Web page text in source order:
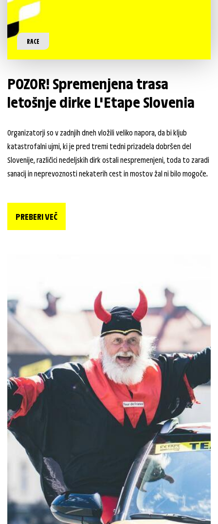
RACE
POZOR! Spremenjena trasa
letošnje dirke L'Etape Slovenia
Organizatorji so v zadnjih dneh vložili veliko napora, da bi kljub
katastrofalni ujmi, ki je pred tremi tedni prizadela dobršen del
Slovenije, različici nedeljskih dirk ostali nespremenjeni, toda to zaradi
sanacij in neprevoznosti nekaterih cest in mostov žal ni bilo mogoče.
PREBERI VEČ